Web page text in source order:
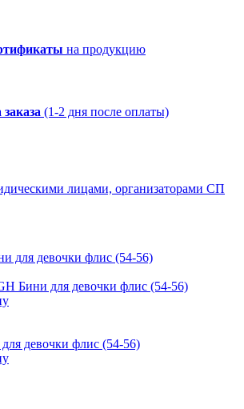
на продукцию
(1-2 дня после оплаты)
лицами, организаторами СП
Бини для девочки флис (54-56)
девочки флис (54-56)